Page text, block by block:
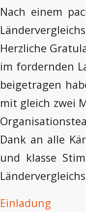
Nach einem
Herzliche
im fordernden
beigetragen
mit gleich zwei
Dank an alle
und klasse
Einladung